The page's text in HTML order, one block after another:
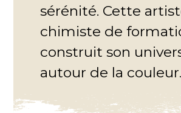
sérénité. Cette
chimiste de
construit son
autour de la couleur.